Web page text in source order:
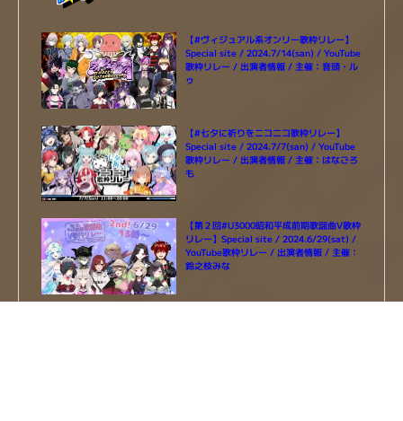
【#ヴィジュアル系オンリー歌枠リレー】
Special site / 2024.7/14(san) / YouTube
歌枠リレー / 出演者情報 / 主催：音頭・ル
ゥ
【#七夕に祈りをニコニコ歌枠リレー】
Special site / 2024.7/7(san) / YouTube
歌枠リレー / 出演者情報 / 主催：はなごろ
も
【第２回#U3000昭和平成前期歌謡曲V歌枠
リレー】Special site / 2024.6/29(sat) /
YouTube歌枠リレー / 出演者情報 / 主催：
鈴之枝みな